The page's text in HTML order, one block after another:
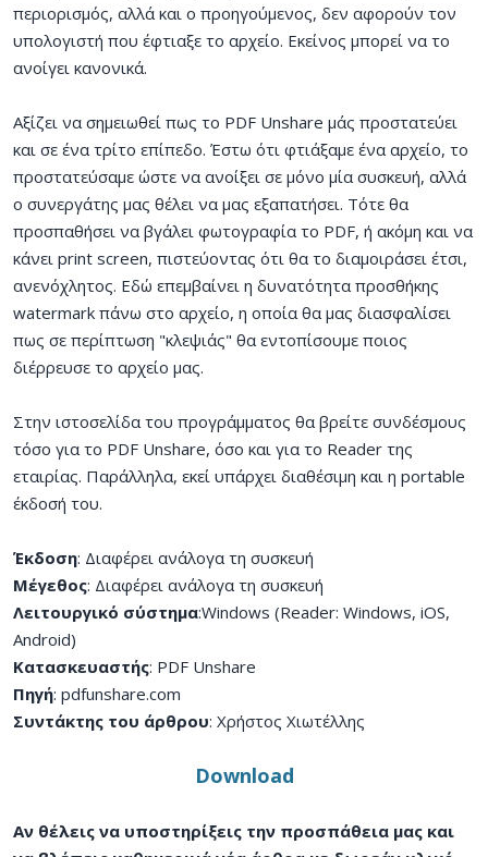
περιορισμός, αλλά και ο προηγούμενος, δεν αφορούν τον
υπολογιστή που έφτιαξε το αρχείο. Εκείνος μπορεί να το
ανοίγει κανονικά.
Αξίζει να σημειωθεί πως το PDF Unshare μάς προστατεύει
και σε ένα τρίτο επίπεδο. Έστω ότι φτιάξαμε ένα αρχείο, το
προστατεύσαμε ώστε να ανοίξει σε μόνο μία συσκευή, αλλά
ο συνεργάτης μας θέλει να μας εξαπατήσει. Τότε θα
προσπαθήσει να βγάλει φωτογραφία το PDF, ή ακόμη και να
κάνει print screen, πιστεύοντας ότι θα το διαμοιράσει έτσι,
ανενόχλητος. Εδώ επεμβαίνει η δυνατότητα προσθήκης
watermark πάνω στο αρχείο, η οποία θα μας διασφαλίσει
πως σε περίπτωση "κλεψιάς" θα εντοπίσουμε ποιος
διέρρευσε το αρχείο μας.
Στην ιστοσελίδα του προγράμματος θα βρείτε συνδέσμους
τόσο για το PDF Unshare, όσο και για το Reader της
εταιρίας. Παράλληλα, εκεί υπάρχει διαθέσιμη και η portable
έκδοσή του.
Έκδοση: Διαφέρει ανάλογα τη συσκευή
Μέγεθος: Διαφέρει ανάλογα τη συσκευή
Λειτουργικό σύστημα:Windows (Reader: Windows, iOS,
Android)
Κατασκευαστής: PDF Unshare
Πηγή: pdfunshare.com
Συντάκτης του άρθρου: Χρήστος Χιωτέλλης
Download
Αν θέλεις να υποστηρίξεις την προσπάθεια μας και